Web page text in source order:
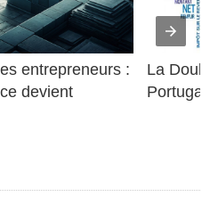
entrepreneurs :
devient
La
Portugal